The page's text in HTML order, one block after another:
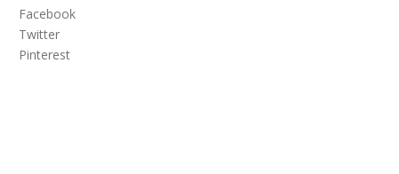
Facebook
Twitter
Pinterest